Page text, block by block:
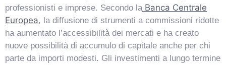
professionisti e imprese. Secondo la Banca Centrale
Europea, la diffusione di strumenti a commissioni ridotte
ha aumentato l’accessibilità dei mercati e ha creato
nuove possibilità di accumulo di capitale anche per chi
parte da importi modesti. Gli investimenti a lungo termine